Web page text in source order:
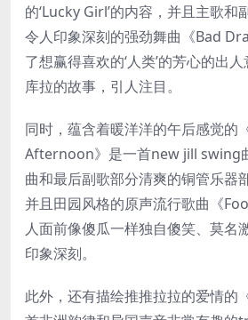
的‘Lucky Girl’的内容，并且主歌和
令人印象深刻的强劲舞曲《Bad
了想赢得喜欢的‘人类’的芳心的出
库拉的故事，引人注目。
同时，蕴含着暖洋洋的午后感觉的
Afternoon》是一首new jill swing
曲和最后副歌部分清爽的铜管乐器
并且田园风格的原声流行歌曲《
人面前像傻瓜一样独自傻笑、莫名
印象深刻。
此外，还有描绘推推拉拉的爱情的